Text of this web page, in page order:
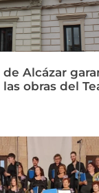
Alcázar
obras del